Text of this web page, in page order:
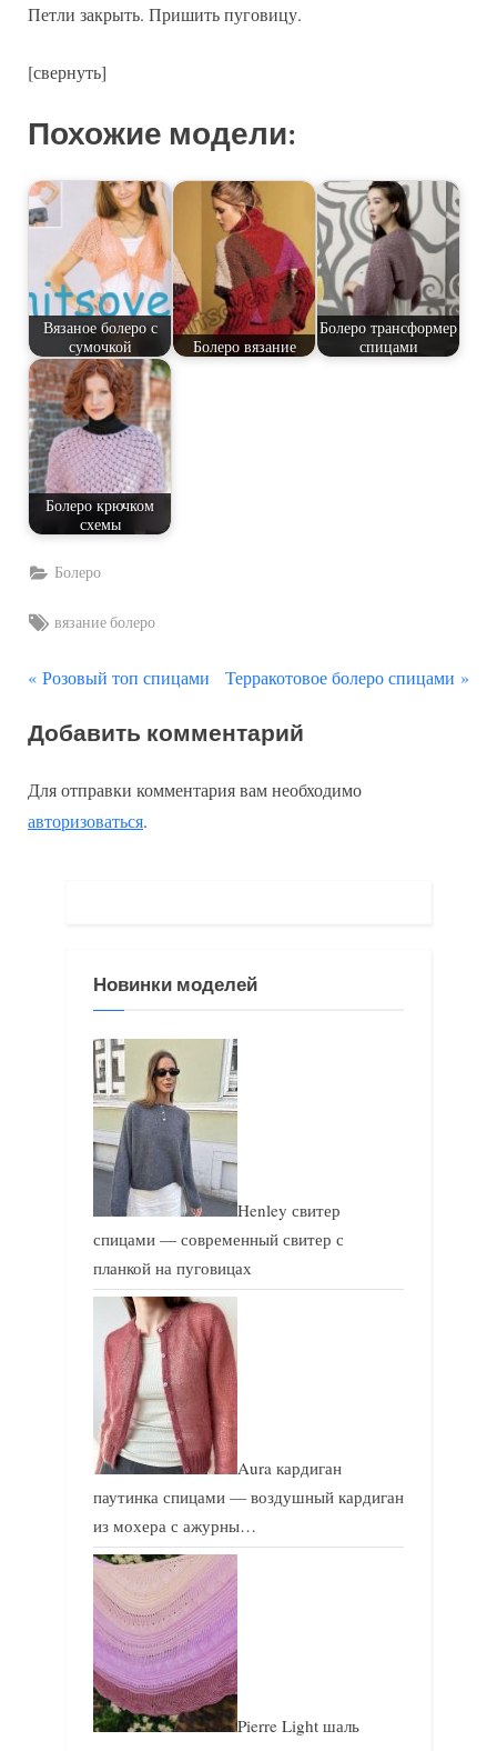
Петли закрыть. Пришить пуговицу.
[свернуть]
Похожие модели:
Вязаное болеро с
сумочкой
Болеро вязание
Болеро трансформер
спицами
Болеро крючком
схемы
Болеро
Tags:
вязание болеро
Навигация
по
записям
П
е
ы
д
Розовый топ спицами
С
е
у
а
и
с
ь
:
Терракотовое болеро спицами
Добавить комментарий
Для отправки комментария вам необходимо
авторизоваться.
Новинки моделей
Henley свитер
спицами — современный свитер с
планкой на пуговицах
Aura кардиган
паутинка спицами — воздушный кардиган
из мохера с ажурны…
Pierre Light шаль